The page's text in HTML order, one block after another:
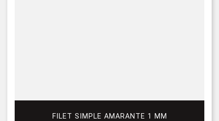
FILET SIMPLE AMARANTE 1 MM